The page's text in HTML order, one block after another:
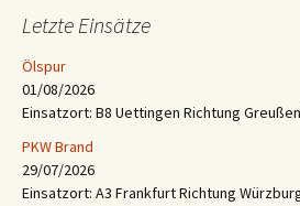
Letzte Einsätze
Ölspur
01/08/2026
Einsatzort: B8 Uettingen Richtung
PKW Brand
29/07/2026
Einsatzort: A3 Frankfurt Richtung